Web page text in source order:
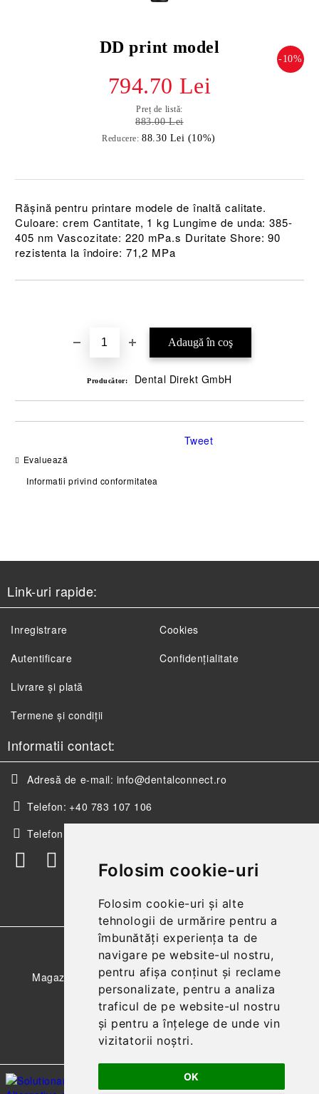
Folosim cookie-uri
Folosim cookie-uri și alte
tehnologii de urmărire pentru a
îmbunătăți experiența ta de
navigare pe website-ul nostru,
pentru afișa conținut și reclame
personalizate, pentru a analiza
traficul de pe website-ul nostru
și pentru a înțelege de unde vin
vizitatorii noștri.
OK
DD print model
-10%
794.70 Lei
Preț de listă:
883.00 Lei
Reducere: 88.30 Lei (10%)
Rășină pentru printare modele de înaltă calitate.
Culoare: crem Cantitate, 1 kg Lungime de unda: 385-
405 nm Vascozitate: 220 mPa.s Duritate Shore: 90
rezistenta la îndoire: 71,2 MPa
Producător: Dental Direkt GmbH
Evaluează
Informatii privind conformitatea
Tweet
Link-uri rapide:
Inregistrare
Autentificare
Livrare și plată
Termene și condiții
Cookies
Confidențialitate
Informatii contact:
Adresă de e-mail: info@dentalconnect.ro
Telefon: +40 783 107 106
Telefon:
Magazinul nostru respecta 100% prevederile GDPR.
Citeste politica de confidentialitate
Informatiile mele personale